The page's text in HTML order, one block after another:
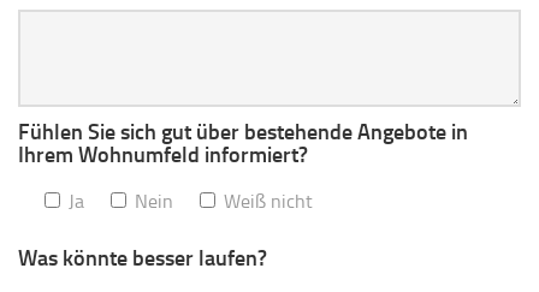
Fühlen Sie sich gut über bestehende Angebote in
Ihrem Wohnumfeld informiert?
Ja Nein Weiß nicht
Was könnte besser laufen?